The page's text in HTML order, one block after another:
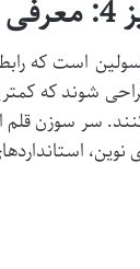
است که
شوند که